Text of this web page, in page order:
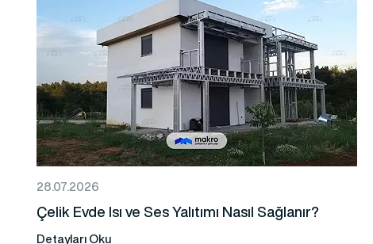
28.07.2026
Çelik Evde Isı ve Ses Yalıtımı Nasıl Sağlanır?
Detayları Oku